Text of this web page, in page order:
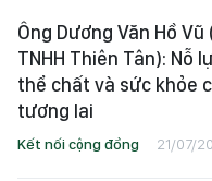
Ông Dương Văn Hồ
TNHH Thiên Tân): Nỗ
thể chất và sức khỏe
tương lai
Kết nối cộng đồng 21/07/